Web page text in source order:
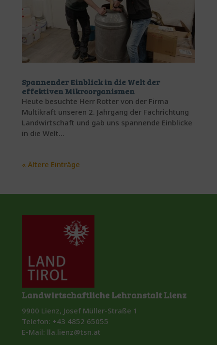
Spannender Einblick in die Welt der
effektiven Mikroorganismen
Heute besuchte Herr Rotter von der Firma
Multikraft unseren 2. Jahrgang der Fachrichtung
Landwirtschaft und gab uns spannende Einblicke
in die Welt...
« Ältere Einträge
Landwirtschaftliche Lehranstalt Lienz
9900 Lienz, Josef Müller-Straße 1
Telefon: +43 4852 65055
E-Mail: lla.lienz@tsn.at